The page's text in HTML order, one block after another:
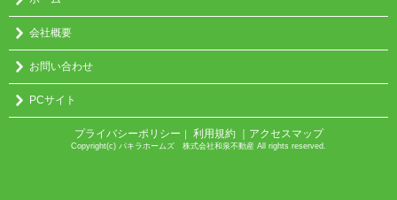
会社概要
お問い合わせ
PCサイト
プライバシーポリシー ｜ 利用規約 ｜アクセスマップ
Copyright(c) パキラホームズ 株式会社和泉不動産 All rights reserved.